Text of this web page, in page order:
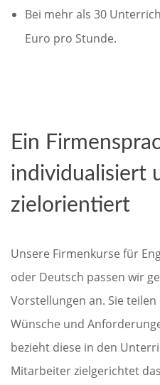
Bei mehr als 30
Euro pro Stunde.
Ein
individualisiert
zielorientiert
Unsere Firmenkurse für
oder Deutsch passen wir
Vorstellungen an. Sie
Wünsche und
bezieht diese in den
Mitarbeiter zielgerichtet